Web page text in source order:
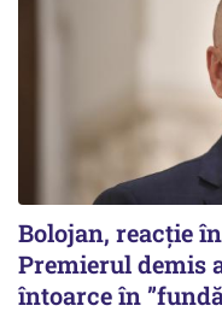
Bolojan, reacție
Premierul demis
întoarce în